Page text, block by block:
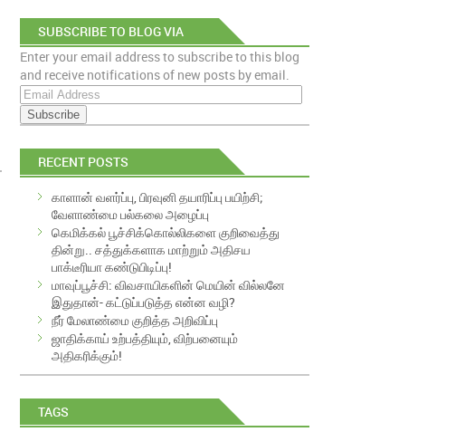
SUBSCRIBE TO BLOG VIA
EMAIL
Enter your email address to subscribe to this blog
and receive notifications of new posts by email.
E
m
a
i
A
RECENT POSTS
காளான் வளர்ப்பு, பிரவுனி தயாரிப்பு பயிற்சி;
வேளாண்மை பல்கலை அழைப்பு
கெமிக்கல் பூச்சிக்கொல்லிகளை குறிவைத்து
தின்று.. சத்துக்களாக மாற்றும் அதிசய
பாக்டீரியா கண்டுபிடிப்பு!
மாவுப்பூச்சி: விவசாயிகளின் மெயின் வில்லனே
இதுதான்- கட்டுப்படுத்த என்ன வழி?
நீர் மேலாண்மை குறித்த அறிவிப்பு
ஜாதிக்காய் உற்பத்தியும், விற்பனையும்
அதிகரிக்கும்!
TAGS